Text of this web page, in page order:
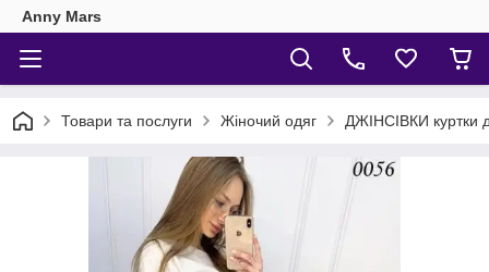
Anny Mars
Товари та послуги Жіночий одяг ДЖІНСІВКИ куртки